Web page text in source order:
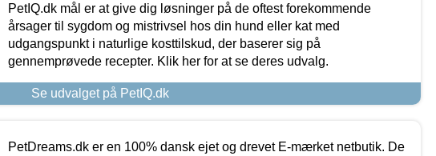
PetIQ.dk mål er at give dig løsninger på de oftest forekommende
årsager til sygdom og mistrivsel hos din hund eller kat med
udgangspunkt i naturlige kosttilskud, der baserer sig på
gennemprøvede recepter. Klik her for at se deres udvalg.
Se udvalget på PetIQ.dk
PetDreams.dk er en 100% dansk ejet og drevet E-mærket netbutik. De